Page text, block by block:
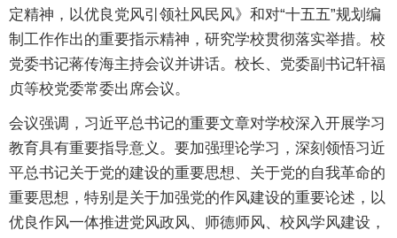
定精神，以优良党风引领社风民风》和对“十五五”规划编
制工作作出的重要指示精神，研究学校贯彻落实举措。校
党委书记蒋传海主持会议并讲话。校长、党委副书记轩福
贞等校党委常委出席会议。
会议强调，习近平总书记的重要文章对学校深入开展学习
教育具有重要指导意义。要加强理论学习，深刻领悟习近
平总书记关于党的建设的重要思想、关于党的自我革命的
重要思想，特别是关于加强党的作风建设的重要论述，以
优良作风一体推进党风政风、师德师风、校风学风建设，